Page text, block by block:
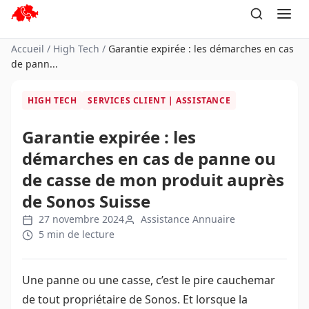
Aller
contenu
Accueil / High Tech / Garantie expirée : les démarches en cas
de pann...
HIGH TECH SERVICES CLIENT | ASSISTANCE
Garantie expirée : les
démarches en cas de panne ou
de casse de mon produit auprès
de Sonos Suisse
27 novembre 2024
Assistance Annuaire
5 min de lecture
Une panne ou une casse, c’est le pire cauchemar
de tout propriétaire de Sonos. Et lorsque la